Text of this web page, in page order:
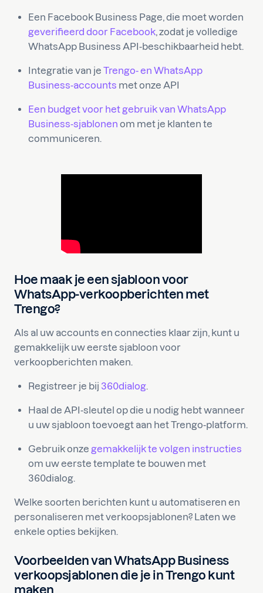
Een Facebook Business Page, die moet worden
geverifieerd door Facebook, zodat je volledige
WhatsApp Business API-beschikbaarheid hebt.
Integratie van je Trengo- en WhatsApp
Business-accounts met onze API
Een budget voor het gebruik van WhatsApp
Business-sjablonen om met je klanten te
communiceren.
Hoe maak je een sjabloon voor
WhatsApp-verkoopberichten met
Trengo?
Als al uw accounts en connecties klaar zijn, kunt u
gemakkelijk uw eerste sjabloon voor
verkoopberichten maken.
Registreer je bij 360dialog.
Haal de API-sleutel op die u nodig hebt wanneer
u uw sjabloon toevoegt aan het Trengo-platform.
Gebruik onze gemakkelijk te volgen instructies
om uw eerste template te bouwen met
360dialog.
Welke soorten berichten kunt u automatiseren en
personaliseren met verkoopsjablonen? Laten we
enkele opties bekijken.
Voorbeelden van WhatsApp Business
verkoopsjablonen die je in Trengo kunt
maken